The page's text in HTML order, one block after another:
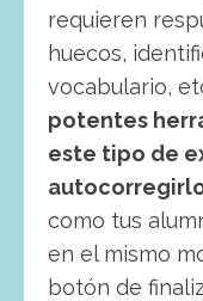
requieren
huecos,
vocabulario,
potentes
este tipo de
como tus
en el mismo
botón de